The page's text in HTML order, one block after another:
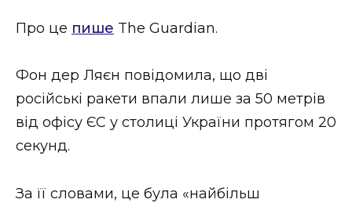
ФОТО
Про це пише The Guardian.
Фон дер Ляєн повідомила, що дві
російські ракети впали лише за 50 метрів
від офісу ЄС у столиці України протягом 20
секунд.
За її словами, це була «найбільш